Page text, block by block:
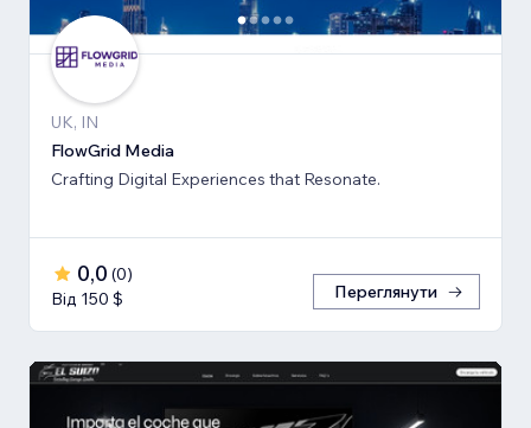
UK, IN
FlowGrid Media
Crafting Digital Experiences that Resonate.
0,0 (0)
Від 150 $
Переглянути